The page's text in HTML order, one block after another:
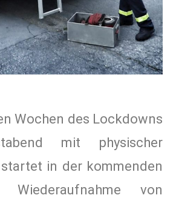
Wochen des Lockdowns
mit physischer
in der kommenden
von